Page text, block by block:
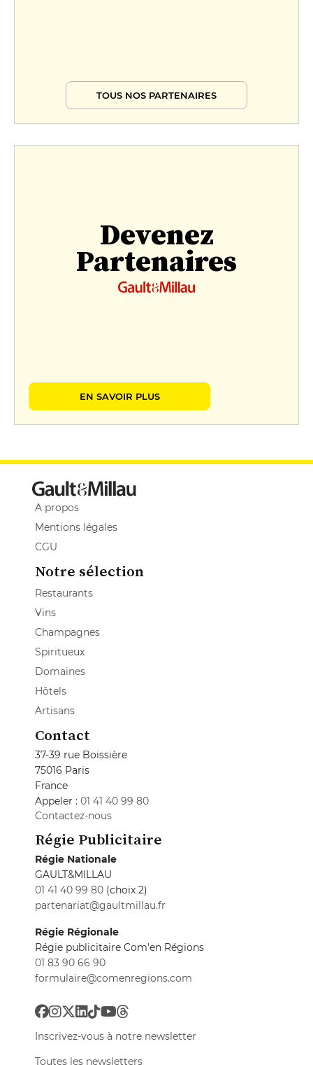
TOUS NOS PARTENAIRES
Devenez
Partenaires
EN SAVOIR PLUS
A propos
Mentions légales
CGU
Notre sélection
Restaurants
Vins
Champagnes
Spiritueux
Domaines
Hôtels
Artisans
Contact
37-39 rue Boissière
75016 Paris
France
Appeler : 01 41 40 99 80
Contactez-nous
Régie Publicitaire
Régie Nationale
GAULT&MILLAU
01 41 40 99 80 (choix 2)
partenariat@gaultmillau.fr
Régie Régionale
Régie publicitaire Com'en Régions
01 83 90 66 90
formulaire@comenregions.com
Inscrivez-vous à notre newsletter
Toutes les newsletters